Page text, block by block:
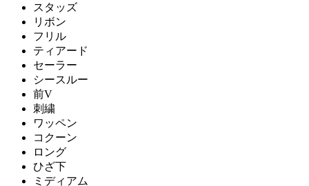
スタッズ
リボン
フリル
ティアード
セーラー
シースルー
前V
刺繍
ワッペン
コクーン
ロング
ひざ下
ミディアム